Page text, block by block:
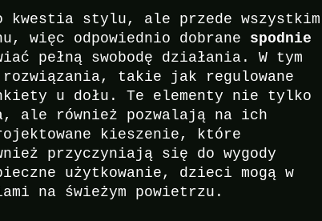
kwestia stylu, ale przede wszystkim
więc odpowiednio dobrane spodnie
pełną swobodę działania. W tym
rozwiązania, takie jak regulowane
u dołu. Te elementy nie tylko
ale również pozwalają na ich
kieszenie, które
przyczyniają się do wygody
użytkowanie, dzieci mogą w
na świeżym powietrzu.